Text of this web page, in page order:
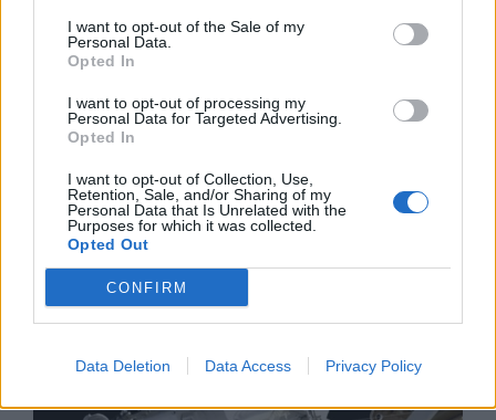
I want to opt-out of the Sale of my
Personal Data.
Opted In
I want to opt-out of processing my
Personal Data for Targeted Advertising.
Opted In
I want to opt-out of Collection, Use,
Retention, Sale, and/or Sharing of my
Personal Data that Is Unrelated with the
Purposes for which it was collected.
Opted Out
CONFIRM
Data Deletion Data Access Privacy Policy
Изкуствен интелект за първи път
създаде нови жизнеспособни вируси
07.08.2026 / 15:30